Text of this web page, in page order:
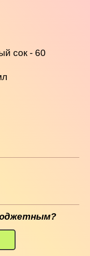
сок - 60